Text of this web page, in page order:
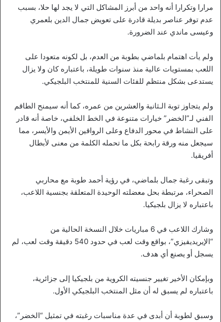
مرارا وتكرارا أنه واحد من أبرز المشاكل التي لا يجد لها حلا، بسبب
عدم توفر عناصر بديلة قادرة على تعويض جمال الدين بلعمري
وعيسى ماندي عند الضرورة.
ولم يأت اهتمام بلماضي بطوبة من العدم، بل لكونه متعودا على
اللعب بمستويات عالية منذ سنوات طويلة، باعتباره كان ولا يزال
يستدعى بشكل منتظم للفئات السنية للمنتخب البلجيكي.
ولم يتجاوز توبة الـثانية والعشرين من عمره، كما أنه سيمنح الطاقم
الفني لـ”الخضر” خيارات متنوعة في الخط الخلفي، خاصة أنه قادر
على النشاط في محور الدفاع وعلى الرواقين الأيمن والأيسر، مما
سيجعل منه ورقة رابحة بكل ما تحمله الكلمة من معنى لأبطال
أفريقيا.
وتبقى رغبة جمال بلماضي، في رؤية أحمد طوبة مع محاربي
الصحراء، مرتبطة بحل معضلته الوحيدة المتعلقة بجنسية اللاعب،
باعتباره لا يزال بلجيكيا.
وشارك اللاعب في 6 مباريات خلال النسخة الحالية من
“الإيريديفيزي”، بواقع وقت لعب في حدود 540 دقيقة وقت لعب، لم
يسجل أو يصنع أي هدف.
وبإمكان الأخير تغيير جنسيته الكروية من بلجيكيا إلى جزائرية،
باعتباره لم يسبق له أن مثل المنتخب البلجيكي الأول.
وسبق لطوبة أن أبدى في عدة مناسبات رغبته في تمثيل “الخضر”،